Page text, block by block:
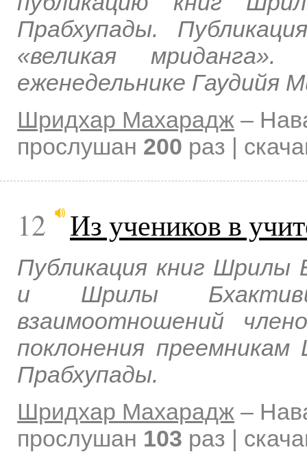
Прабхупады.
«великая
еженедельнике Гаудийя
Шридхар Махарадж –
прослушан 200 раз |
12 Из учеников в
Публикация книг
и Шрилы
взаимоотношений
поклонения
Прабхупады.
Шридхар Махарадж –
прослушан 103 раз |